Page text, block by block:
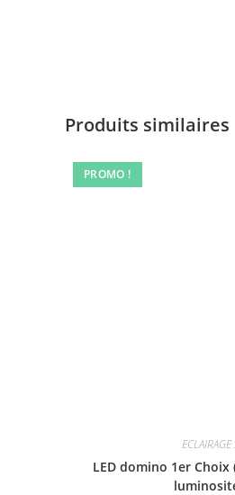
Produits similaires
PROMO !
LED domino 1er